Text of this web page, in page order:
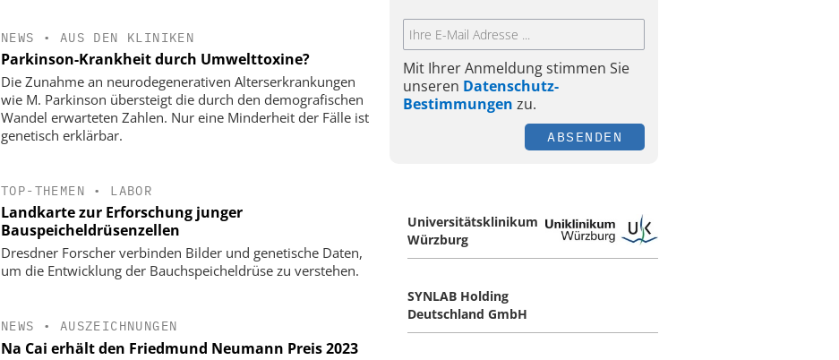
NEWS • AUS DEN KLINIKEN
Parkinson-Krankheit durch Umwelttoxine?
Die Zunahme an neurodegenerativen Alterserkrankungen
wie M. Parkinson übersteigt die durch den demografischen
Wandel erwarteten Zahlen. Nur eine Minderheit der Fälle ist
genetisch erklärbar.
TOP-THEMEN • LABOR
Landkarte zur Erforschung junger
Bauspeicheldrüsenzellen
Dresdner Forscher verbinden Bilder und genetische Daten,
um die Entwicklung der Bauchspeicheldrüse zu verstehen.
NEWS • AUSZEICHNUNGEN
Na Cai erhält den Friedmund Neumann Preis 2023
Mit Ihrer Anmeldung stimmen Sie
unseren Datenschutz-
Bestimmungen zu.
ABSENDEN
Universitätsklinikum
Würzburg
SYNLAB Holding
Deutschland GmbH